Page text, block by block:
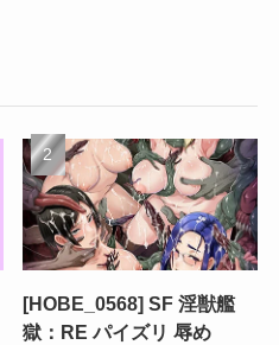
[HOBE_0568] SF 淫獣艦
獄：RE パイズリ 辱め